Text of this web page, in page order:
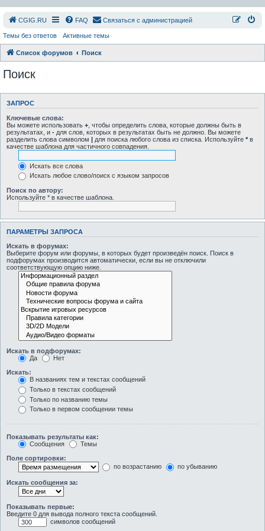
СGIG.RU FAQ Связаться с администрацией
Темы без ответов Активные темы
Список форумов Поиск
Поиск
ЗАПРОС
Ключевые слова:
Вы можете использовать + , чтобы определить слова, которые должны быть в
результатах, и - для слов, которых в результатах быть не должно. Вы можете
разделить слова символом | для поиска любого слова из списка. Используйте * в
качестве шаблона для частичного совпадения.
Искать все слова
Искать любое слово/поиск с языком запросов
Поиск по автору:
Используйте * в качестве шаблона.
ПАРАМЕТРЫ ЗАПРОСА
Искать в форумах:
Выберите форум или форумы, в которых будет произведён поиск. Поиск в
подфорумах производится автоматически, если вы не отключили
соответствующую опцию ниже.
Искать в подфорумах:
Да
Нет
Искать:
В названиях тем и текстах сообщений
Только в текстах сообщений
Только по названию темы
Только в первом сообщении темы
Показывать результаты как:
Сообщения
Темы
Поле сортировки:
по возрастанию
по убыванию
Искать сообщения за:
Показывать первые:
Введите 0 для вывода полного текста сообщений.
символов сообщений